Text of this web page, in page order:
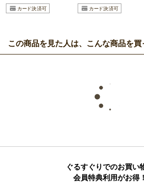
この商品を見た人は、こんな商品を買
ぐるすぐりでのお買い
会員特典利用がお得！